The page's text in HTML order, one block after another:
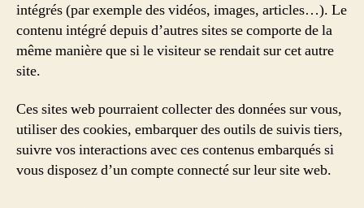
intégrés (par exemple des vidéos, images, articles…). Le
contenu intégré depuis d’autres sites se comporte de la
même manière que si le visiteur se rendait sur cet autre
site.
Ces sites web pourraient collecter des données sur vous,
utiliser des cookies, embarquer des outils de suivis tiers,
suivre vos interactions avec ces contenus embarqués si
vous disposez d’un compte connecté sur leur site web.